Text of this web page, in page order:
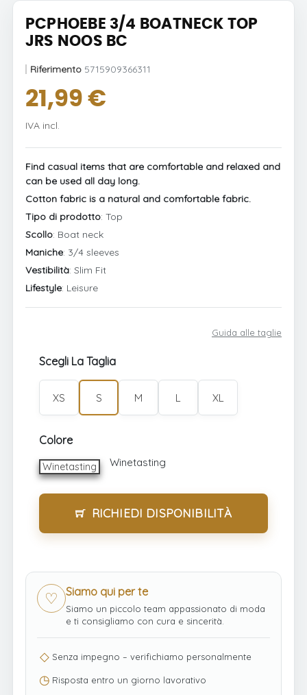
PCPHOEBE 3/4 BOATNECK TOP
JRS NOOS BC
Riferimento 5715909366311
21,99 €
IVA incl.
Find casual items that are comfortable and relaxed and
can be used all day long.
Cotton fabric is a natural and comfortable fabric.
Tipo di prodotto: Top
Scollo: Boat neck
Maniche: 3/4 sleeves
Vestibilità: Slim Fit
Lifestyle: Leisure
Guida alle taglie
Scegli La Taglia
XS S M L XL
Colore
Winetasting Winetasting
Winetasting
RICHIEDI DISPONIBILITÀ
♡ Siamo qui per te
Siamo un piccolo team appassionato di moda
e ti consigliamo con cura e sincerità.
◇ Senza impegno – verifichiamo personalmente
◷ Risposta entro un giorno lavorativo